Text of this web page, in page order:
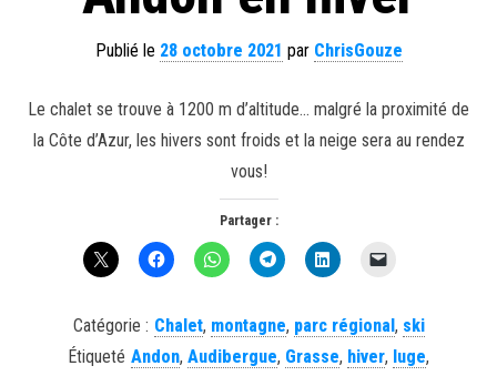
Publié le 28 octobre 2021 par ChrisGouze
Le chalet se trouve à 1200 m d’altitude… malgré la proximité de
la Côte d’Azur, les hivers sont froids et la neige sera au rendez
vous!
Partager :
Catégorie : Chalet, montagne, parc régional , ski
Étiqueté Andon, Audibergue, Grasse, hiver, luge,